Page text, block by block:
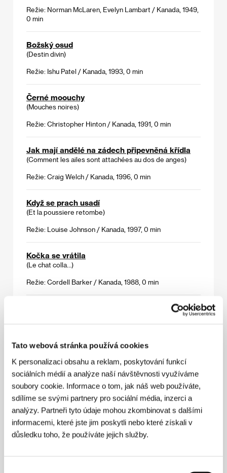
Tato webová stránka používá cookies
K personalizaci obsahu a reklam, poskytování funkcí
sociálních médií a analýze naší návštěvnosti využíváme
soubory cookie. Informace o tom, jak náš web používáte,
sdílíme se svými partnery pro sociální média, inzerci a
analýzy. Partneři tyto údaje mohou zkombinovat s dalšími
informacemi, které jste jim poskytli nebo které získali v
důsledku toho, že používáte jejich služby.
Režie: Norman McLaren, Evelyn Lambart / Kanada, 1949,
0 min
Božský osud
(Destin divin)
Režie: Ishu Patel / Kanada, 1993, 0 min
Černé moouchy
(Mouches noires)
Režie: Christopher Hinton / Kanada, 1991, 0 min
Jak mají andělé na zádech připevněná křídla
(Comment les ailes sont attachées au dos de anges)
Režie: Craig Welch / Kanada, 1996, 0 min
Když se prach usadí
(Et la poussiere retombe)
Režie: Louise Johnson / Kanada, 1997, 0 min
Kočka se vrátila
(Le chat colla…)
Režie: Cordell Barker / Kanada, 1988, 0 min
Konec světa ve čtyřech ročních obdobích
Krajinář
(Le paysagiste)
Režie: Jacques Drouin / Kanada, 1976, 0 min
Menší chaos
(Le p´tit chaos)
Režie: Richard Condie / Kanada, 1985, 0 min